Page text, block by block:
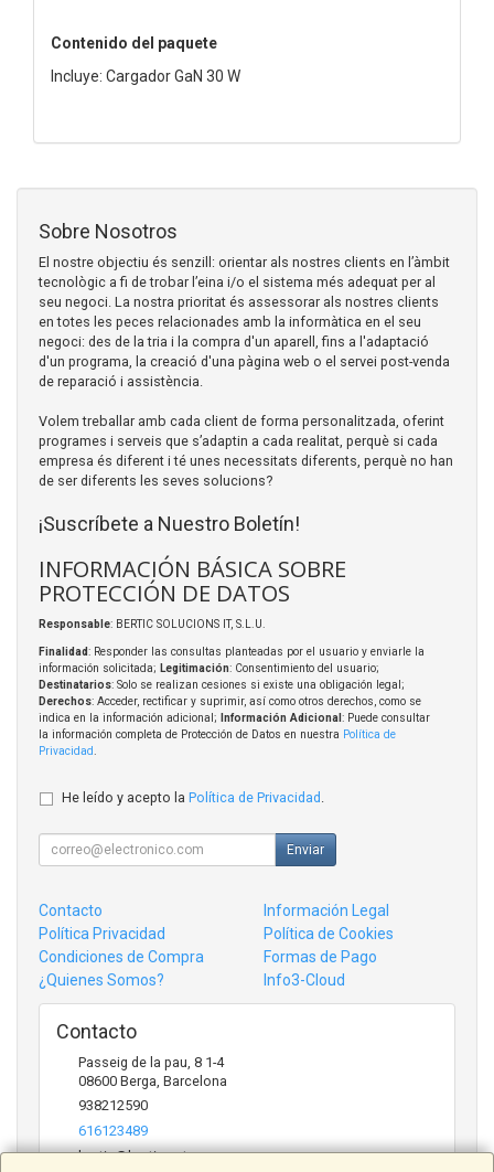
Contenido del paquete
Incluye: Cargador GaN 30 W
Sobre Nosotros
El nostre objectiu és senzill: orientar als nostres clients en l’àmbit
tecnològic a fi de trobar l’eina i/o el sistema més adequat per al
seu negoci. La nostra prioritat és assessorar als nostres clients
en totes les peces relacionades amb la informàtica en el seu
negoci: des de la tria i la compra d'un aparell, fins a l'adaptació
d'un programa, la creació d'una pàgina web o el servei post-venda
de reparació i assistència.
Volem treballar amb cada client de forma personalitzada, oferint
programes i serveis que s’adaptin a cada realitat, perquè si cada
empresa és diferent i té unes necessitats diferents, perquè no han
de ser diferents les seves solucions?
¡Suscríbete a Nuestro Boletín!
INFORMACIÓN BÁSICA SOBRE
PROTECCIÓN DE DATOS
Responsable: BERTIC SOLUCIONS IT, S.L.U.
Finalidad: Responder las consultas planteadas por el usuario y enviarle la
información solicitada; Legitimación: Consentimiento del usuario;
Destinatarios: Solo se realizan cesiones si existe una obligación legal;
Derechos: Acceder, rectificar y suprimir, así como otros derechos, como se
indica en la información adicional;
Información Adicional : Puede consultar
la información completa de Protección de Datos en nuestra Política de
Privacidad
He leído y acepto la Política de Privacidad
Enviar
Contacto
Información Legal
Política Privacidad
Política de Cookies
Condiciones de Compra
Formas de Pago
¿Quienes Somos?
Info3-Cloud
Contacto
Passeig de la pau, 8 1-4
08600 Berga Barcelona
938212590
616123489
bertic@bertic.cat